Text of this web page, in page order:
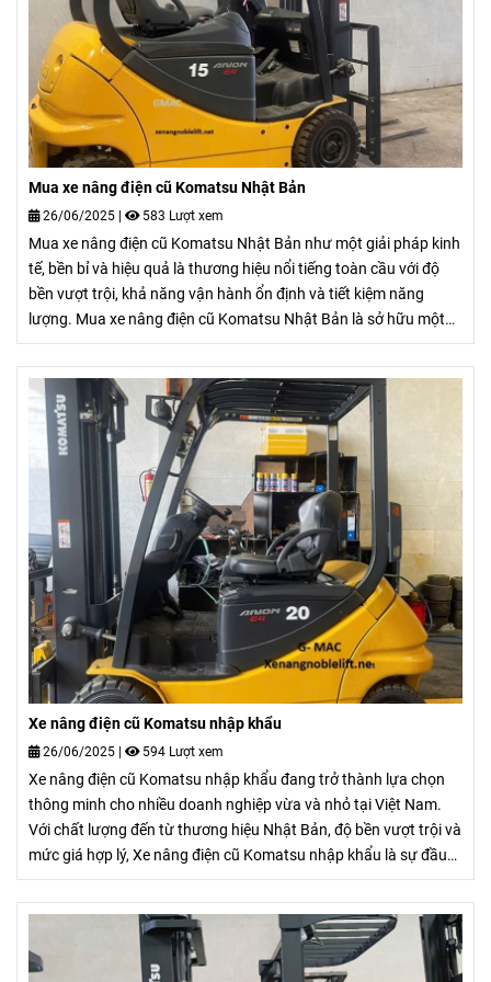
Mua xe nâng điện cũ Komatsu Nhật Bản
26/06/2025 | 583 Lượt xem
Mua xe nâng điện cũ Komatsu Nhật Bản như một giải pháp kinh
tế, bền bỉ và hiệu quả là thương hiệu nổi tiếng toàn cầu với độ
bền vượt trội, khả năng vận hành ổn định và tiết kiệm năng
lượng. Mua xe nâng điện cũ Komatsu Nhật Bản là sở hữu một
chiếc xe nâng cũ chất lượng cao, nhập khẩu từ Nhật Bản giúp
doanh nghiệp tối ưu chi phí mà vẫn đảm bảo hiệu suất công
việc.
Xe nâng điện cũ Komatsu nhập khẩu
26/06/2025 | 594 Lượt xem
Xe nâng điện cũ Komatsu nhập khẩu đang trở thành lựa chọn
thông minh cho nhiều doanh nghiệp vừa và nhỏ tại Việt Nam.
Với chất lượng đến từ thương hiệu Nhật Bản, độ bền vượt trội và
mức giá hợp lý, Xe nâng điện cũ Komatsu nhập khẩu là sự đầu
tư tiết kiệm nhưng vẫn đảm bảo hiệu suất làm việc cao.